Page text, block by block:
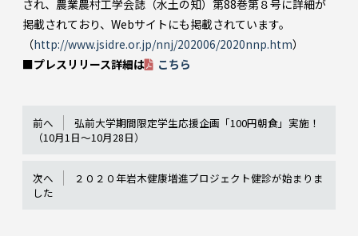
され、農業農村工学会誌（水土の知）第88巻第８号に詳細が
掲載されており、Webサイトにも掲載されています。
（http://www.jsidre.or.jp/nnj/202006/2020nnp.htm）
■プレスリリース詳細は
こちら
前へ
弘前大学期間限定学生応援企画「100円朝食」実施！
（10月1日～10月28日）
次へ
２０２０年岩木健康増進プロジェクト健診が始まりま
した